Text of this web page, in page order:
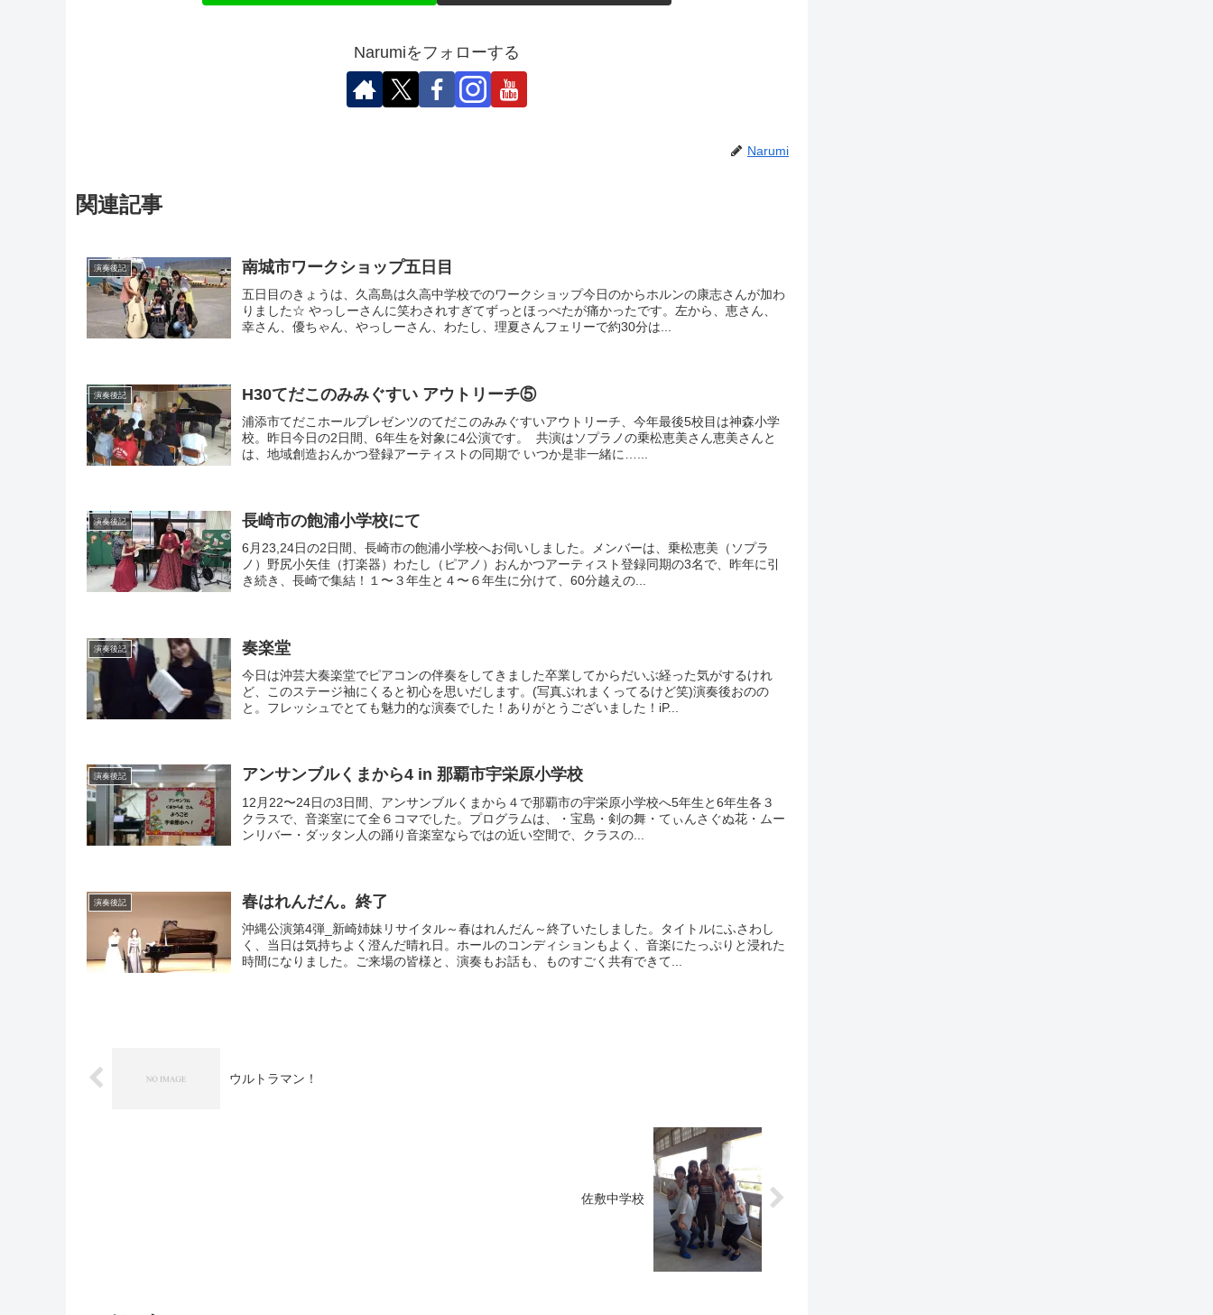
Narumiをフォローする
Narumi
関連記事
演奏後記 南城市ワークショップ五日目
五日目のきょうは、久高島は久高中学校でのワークショップ今日のからホルンの康志さんが加わ
りました☆ やっしーさんに笑わされすぎてずっとほっぺたが痛かったです。左から、恵さん、
幸さん、優ちゃん、やっしーさん、わたし、理夏さんフェリーで約30分は...
演奏後記 H30てだこのみみぐすい アウトリーチ⑤
浦添市てだこホールプレゼンツのてだこのみみぐすいアウトリーチ、今年最後5校目は神森小学
校。昨日今日の2日間、6年生を対象に4公演です。 共演はソプラノの乗松恵美さん恵美さんと
は、地域創造おんかつ登録アーティストの同期で いつか是非一緒に…...
演奏後記 長崎市の飽浦小学校にて
6月23,24日の2日間、長崎市の飽浦小学校へお伺いしました。メンバーは、乗松恵美（ソプラ
ノ）野尻小矢佳（打楽器）わたし（ピアノ）おんかつアーティスト登録同期の3名で、昨年に引
き続き、長崎で集結！１〜３年生と４〜６年生に分けて、60分越えの...
演奏後記 奏楽堂
今日は沖芸大奏楽堂でピアコンの伴奏をしてきました卒業してからだいぶ経った気がするけれ
ど、このステージ袖にくると初心を思いだします。(写真ぶれまくってるけど笑)演奏後おのの
と。フレッシュでとても魅力的な演奏でした！ありがとうございました！iP...
演奏後記 アンサンブルくまから4 in 那覇市宇栄原小学校
12月22〜24日の3日間、アンサンブルくまから４で那覇市の宇栄原小学校へ5年生と6年生各３
クラスで、音楽室にて全６コマでした。プログラムは、・宝島・剣の舞・てぃんさぐぬ花・ムー
ンリバー・ダッタン人の踊り音楽室ならではの近い空間で、クラスの...
演奏後記 春はれんだん。終了
沖縄公演第4弾_新崎姉妹リサイタル～春はれんだん～終了いたしました。タイトルにふさわし
く、当日は気持ちよく澄んだ晴れ日。ホールのコンディションもよく、音楽にたっぷりと浸れた
時間になりました。ご来場の皆様と、演奏もお話も、ものすごく共有できて...
ウルトラマン！
佐敷中学校